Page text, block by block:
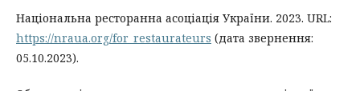
Національна ресторанна асоціація України. 2023. URL:
https://nraua.org/for_restaurateurs (дата звернення:
05.10.2023).